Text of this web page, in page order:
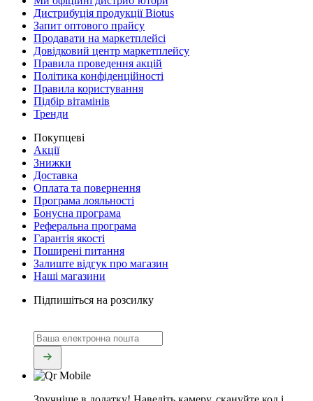
Дистрибуція продукції Biotus
Запит оптового прайсу
Продавати на маркетплейсі
Довідковий центр маркетплейсу
Правила проведення акцій
Політика конфіденційності
Правила користування
Підбір вітамінів
Тренди
Покупцеві
Акції
Знижки
Доставка
Оплата та повернення
Програма лояльності
Бонусна програма
Реферальна програма
Гарантія якості
Поширені питання
Залиште відгук про магазин
Наші магазини
Підпишіться на розсилку